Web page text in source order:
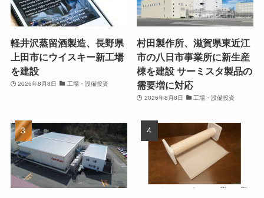
軽井沢蒸留酒製造、長野県
上田市にウイスキー新工場
を建設
2026年8月8日 工場・設備投資
村田製作所、滋賀県東近江
市の八日市事業所に新生産
棟を建設 サーミスタ製品の
需要増に対応
2026年8月8日 工場・設備投資